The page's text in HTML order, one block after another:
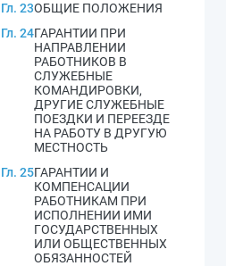
Гл. 23ОБЩИЕ ПОЛОЖЕНИЯ
Гл. 24ГАРАНТИИ ПРИ
НАПРАВЛЕНИИ
РАБОТНИКОВ В
СЛУЖЕБНЫЕ
КОМАНДИРОВКИ,
ДРУГИЕ СЛУЖЕБНЫЕ
ПОЕЗДКИ И ПЕРЕЕЗДЕ
НА РАБОТУ В ДРУГУЮ
МЕСТНОСТЬ
Гл. 25ГАРАНТИИ И
КОМПЕНСАЦИИ
РАБОТНИКАМ ПРИ
ИСПОЛНЕНИИ ИМИ
ГОСУДАРСТВЕННЫХ
ИЛИ ОБЩЕСТВЕННЫХ
ОБЯЗАННОСТЕЙ